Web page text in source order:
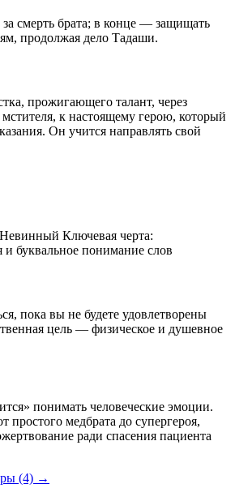
смерть брата; в конце — защищать
продолжая дело Тадаши.
прожигающего талант, через
к настоящему герою, который
Он учится направлять свой
Ключевая черта:
и буквальное понимание слов
пока вы не будете удовлетворены
цель — физическое и душевное
понимать человеческие эмоции.
медбрата до супергероя,
ради спасения пациента
(4) →